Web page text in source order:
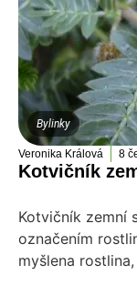
Bylinky
Veronika Králová 8
Kotvičník
Kotvičník zemní
označením
myšlena